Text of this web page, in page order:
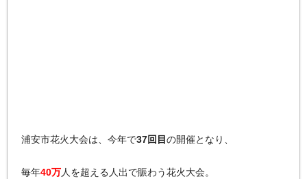
浦安市花火大会は、今年で37回目の開催となり、
毎年40万人を超える人出で賑わう花火大会。